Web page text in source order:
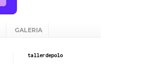
GALERIA
tallerdepolo